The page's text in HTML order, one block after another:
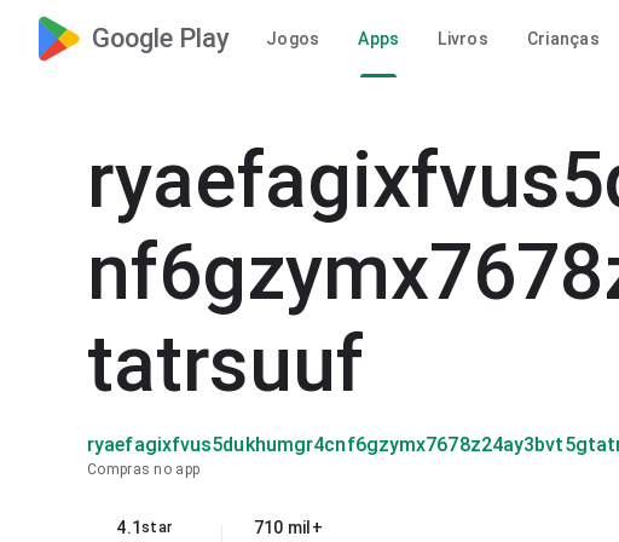
Google Play Jogos Apps Livros Crianças
tatrsuuf
Compras no app
4.1star
710 mil+